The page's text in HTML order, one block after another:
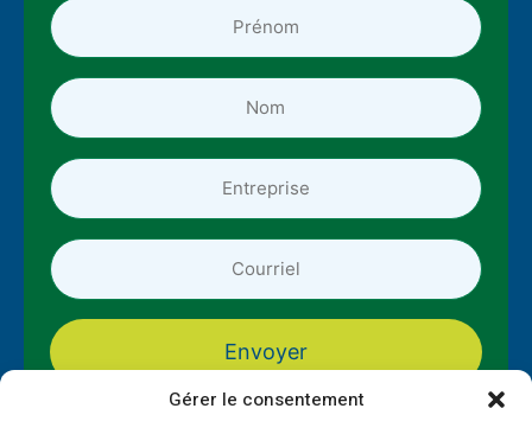
Gérer le consentement
*
*
Nom
*
*
Entreprise
Adresse
courriel
*